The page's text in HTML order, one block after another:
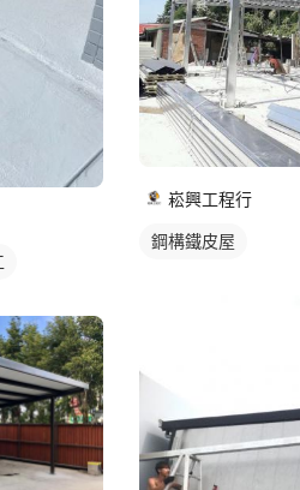
崧興工程行
鋼構鐵皮屋